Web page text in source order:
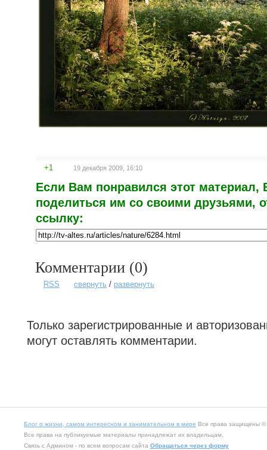
+1 19 декабря 2009, 16:10
Если Вам понравился этот
поделиться им со своими друзьями,
ссылку:
Комментарии (0)
RSS свернуть / развернуть
Только зарегистрированные и
могут оставлять комментарии.
Блог о жизни, самом интересном и занимательном в мире Все права защищены ©
Все права на публикуемые материалы принадлежат их владельцам.
Связь с Админом - по всем вопросам сайта Обращаться через форму